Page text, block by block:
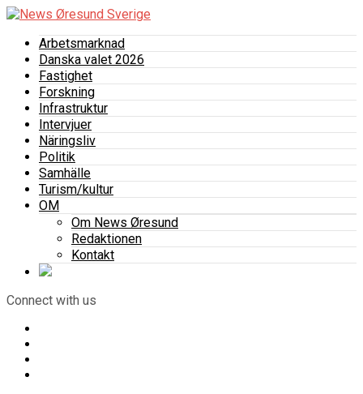
Arbetsmarknad
Danska valet 2026
Fastighet
Forskning
Infrastruktur
Intervjuer
Näringsliv
Politik
Samhälle
Turism/kultur
OM
Om News Øresund
Redaktionen
Kontakt
Connect with us